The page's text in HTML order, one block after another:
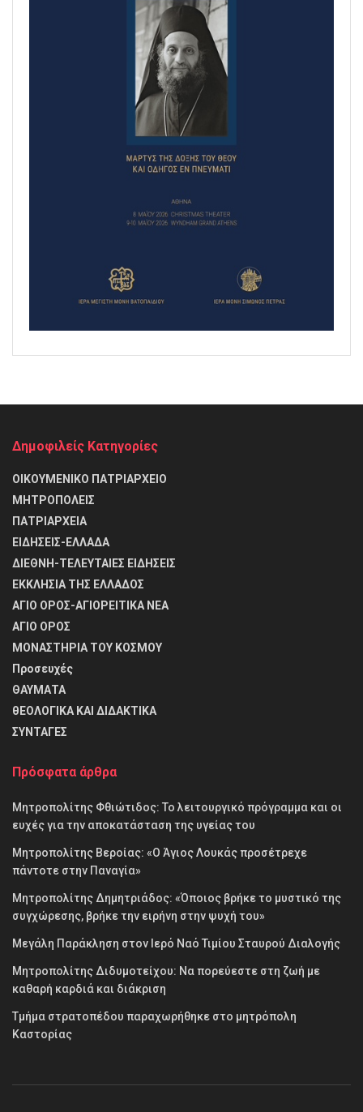
Δημοφιλείς Κατηγορίες
ΟΙΚΟΥΜΕΝΙΚΟ ΠΑΤΡΙΑΡΧΕΙΟ
ΜΗΤΡΟΠΟΛΕΙΣ
ΠΑΤΡΙΑΡΧΕΙΑ
ΕΙΔΗΣΕΙΣ-ΕΛΛΑΔΑ
ΔΙΕΘΝΗ-ΤΕΛΕΥΤΑΙΕΣ ΕΙΔΗΣΕΙΣ
ΕΚΚΛΗΣΙΑ ΤΗΣ ΕΛΛΑΔΟΣ
ΑΓΙΟ ΟΡΟΣ-ΑΓΙΟΡΕΙΤΙΚΑ ΝΕΑ
ΑΓΙΟ ΟΡΟΣ
ΜΟΝΑΣΤΗΡΙΑ ΤΟΥ ΚΟΣΜΟΥ
Προσευχές
ΘΑΥΜΑΤΑ
θΕΟΛΟΓΙΚΑ ΚΑΙ ΔΙΔΑΚΤΙΚΑ
ΣΥΝΤΑΓΕΣ
Πρόσφατα άρθρα
Μητροπολίτης Φθιώτιδος: Το λειτουργικό πρόγραμμα και οι
ευχές για την αποκατάσταση της υγείας του
Μητροπολίτης Βεροίας: «Ο Άγιος Λουκάς προσέτρεχε
πάντοτε στην Παναγία»
Μητροπολίτης Δημητριάδος: «Όποιος βρήκε το μυστικό της
συγχώρεσης, βρήκε την ειρήνη στην ψυχή του»
Μεγάλη Παράκληση στον Ιερό Ναό Τιμίου Σταυρού Διαλογής
Μητροπολίτης Διδυμοτείχου: Να πορεύεστε στη ζωή με
καθαρή καρδιά και διάκριση
Τμήμα στρατοπέδου παραχωρήθηκε στο μητρόπολη
Καστορίας